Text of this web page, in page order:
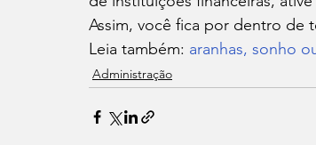
Assim, você fica por dentro de
Leia também: aranhas, sonho
Administração